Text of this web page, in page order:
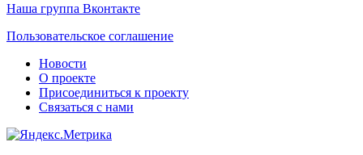
Наша группа Вконтакте
Пользовательское соглашение
Новости
О проекте
Присоединиться к проекту
Связаться с нами